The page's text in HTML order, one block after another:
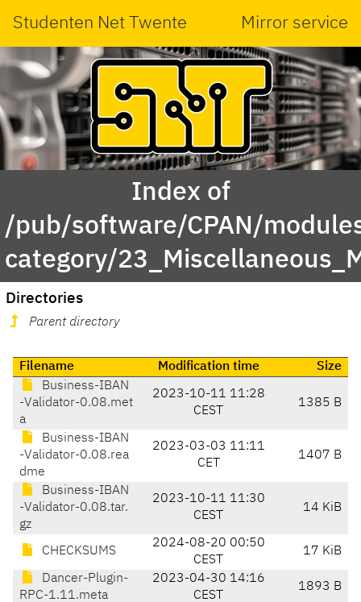
Studenten Net Twente Mirror service
Index of
/pub/software/CPAN/
category/
Directories
Parent directory
Filename Modification time
Size
Business-IBAN
-Validator-0.08.met
a
2023-10-11 11:28
CEST
1385 B
Business-IBAN
-Validator-0.08.rea
dme
2023-03-03 11:11
CET
1407 B
Business-IBAN
-Validator-0.08.tar.
gz
2023-10-11 11:30
CEST
14 KiB
CHECKSUMS
2024-08-20 00:50
CEST
17 KiB
Dancer-Plugin-
RPC-1.11.meta
2023-04-30 14:16
CEST
1893 B